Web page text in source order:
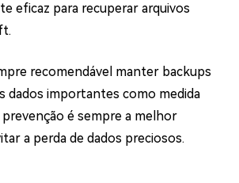
eficaz para recuperar arquivos
recomendável manter backups
dados importantes como medida
é sempre a melhor
a perda de dados preciosos.